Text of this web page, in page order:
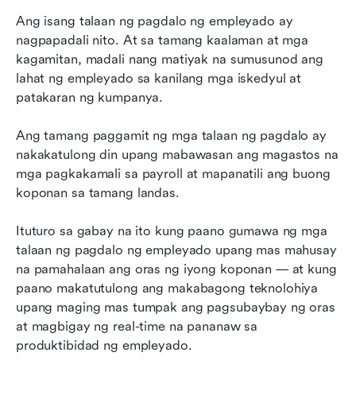
Ang isang talaan ng pagdalo ng empleyado ay
nagpapadali nito. At sa tamang kaalaman at mga
kagamitan, madali nang matiyak na sumusunod ang
lahat ng empleyado sa kanilang mga iskedyul at
patakaran ng kumpanya.
Ang tamang paggamit ng mga talaan ng pagdalo ay
nakakatulong din upang mabawasan ang magastos na
mga pagkakamali sa payroll at mapanatili ang buong
koponan sa tamang landas.
Ituturo sa gabay na ito kung paano gumawa ng mga
talaan ng pagdalo ng empleyado upang mas mahusay
na pamahalaan ang oras ng iyong koponan — at kung
paano makatutulong ang makabagong teknolohiya
upang maging mas tumpak ang pagsubaybay ng oras
at magbigay ng real-time na pananaw sa
produktibidad ng empleyado.
pagdalo ng empleyado
Dalhin ang pagsubaybay ng pagdalo ng iyong
empleyado sa mas mataas na antas gamit ang
Lark
walang kahirap-hirap gamit ang Lark